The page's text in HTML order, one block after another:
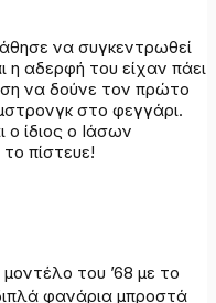
να συγκεντρωθεί
η αδερφή του είχαν πάει
να δούνε τον πρώτο
στο φεγγάρι.
ο ίδιος ο Ιάσων
πίστευε!
μοντέλο του ’68 με το
φανάρια μπροστά